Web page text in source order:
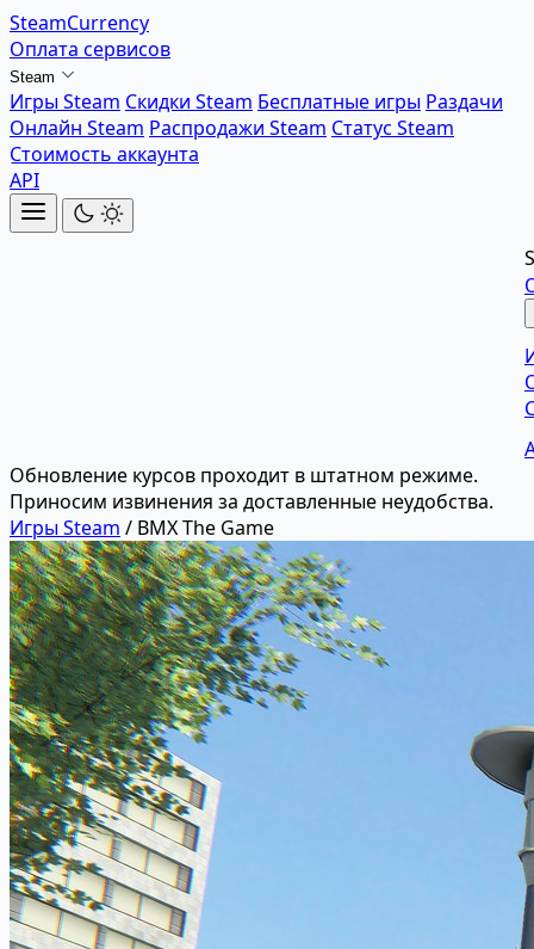
SteamCurrency
Оплата сервисов
Steam
Игры Steam Скидки Steam Бесплатные игры Раздачи
Онлайн Steam Распродажи Steam Статус Steam
Стоимость аккаунта
API
Обновление курсов проходит в штатном режиме.
Приносим извинения за доставленные неудобства.
Игры Steam / BMX The Game